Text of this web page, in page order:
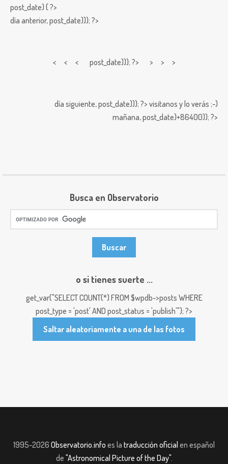
post_date) { ?>
día anterior,post_date))); ?>
< < < post_date))); ?> > > >
día siguiente,post_date))); ?> visitanos y lo verás ;-)
mañana,post_date)+86400)); ?>
Busca en Observatorio
o si tienes suerte ...
get_var("SELECT COUNT(*) FROM $wpdb->posts WHERE
post_type = 'post' AND post_status = 'publish'"); ?>
Saltar aleatoriamente a una de las fotos
1995-2026 Observatorio.info es la traducción oficial en español
de "Astronomical Picture of the Day".